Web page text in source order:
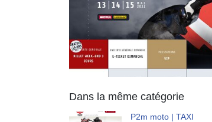
Dans la même catégorie
P2m moto | TAXI